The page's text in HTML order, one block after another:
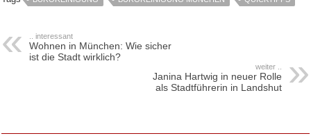
.. interessant
Wohnen in München: Wie sicher
ist die Stadt wirklich?
weiter ..
Janina Hartwig in neuer Rolle
als Stadtführerin in Landshut